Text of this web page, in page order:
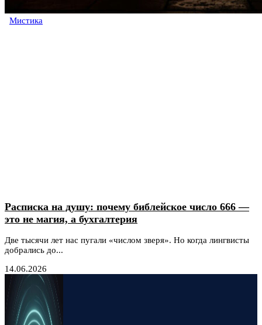
Мистика
Расписка на душу: почему библейское число 666 —
это не магия, а бухгалтерия
Две тысячи лет нас пугали «числом зверя». Но когда лингвисты
добрались до...
14.06.2026